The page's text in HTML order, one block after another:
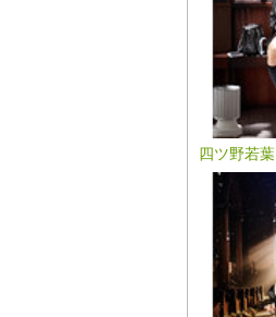
四ツ野若葉